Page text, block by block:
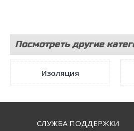
Посмотреть другие
Изоляция
СЛУЖБА ПОДДЕРЖКИ